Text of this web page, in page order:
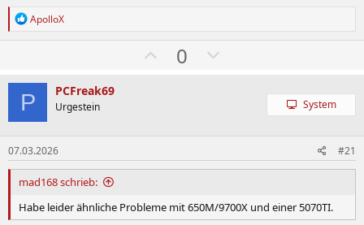
R
a
i
o
n
e
n
:
ApolloX
W
e
0
h
e
P PCFreak69
Urgestein System
07.03.2026 #21
mad168 schrieb:
Habe leider ähnliche Probleme mit 650M/9700X und einer 5070TI.